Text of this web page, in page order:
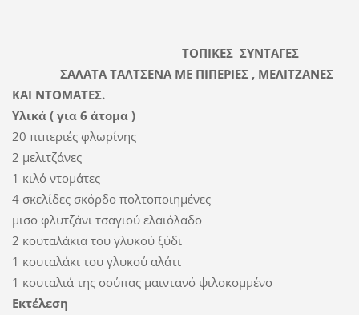
ΤΟΠΙΚΕΣ ΣΥΝΤΑΓΕΣ
ΣΑΛΑΤΑ ΤΑΛΤΣΕΝΑ ΜΕ ΠΙΠΕΡΙΕΣ , ΜΕΛΙΤΖΑΝΕΣ
ΚΑΙ ΝΤΟΜΑΤΕΣ.
Υλικά ( για 6 άτομα )
20 πιπεριές φλωρίνης
2 μελιτζάνες
1 κιλό ντομάτες
4 σκελίδες σκόρδο πολτοποιημένες
μισο φλυτζάνι τσαγιού ελαιόλαδο
2 κουταλάκια του γλυκού ξύδι
1 κουταλάκι του γλυκού αλάτι
1 κουταλιά της σούπας μαιντανό ψιλοκομμένο
Εκτέλεση